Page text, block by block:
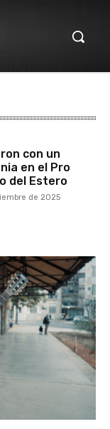
con un
en el Pro
del Estero
de 2025